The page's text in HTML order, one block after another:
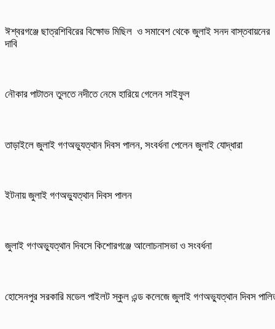
ঈশ্বরগঞ্জে ছাত্রশিবিরের বিক্ষোভ মিছিল ও সমাবেশ থেকে জুলাই সনদ বাস্তবায়নের
দাবি
নৌকার পাটাতন তুলতে নদীতে নেমে হারিয়ে গেলেন সাইফুল
তাড়াইলে জুলাই গণঅভ্যুত্থান দিবস পালন, সংবর্ধনা পেলেন জুলাই যোদ্ধারা
ইটনায় জুলাই গণঅভ্যুত্থান দিবস পালন
জুলাই গণঅভ্যুত্থান দিবসে কিশোরগঞ্জে আলোচনাসভা ও সংবর্ধনা
হোসেনপুর সরকারি মডেল পাইলট স্কুল এন্ড কলেজে জুলাই গণঅভ্যুত্থান দিবস